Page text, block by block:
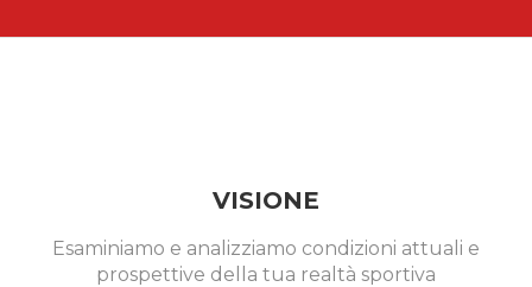
VISIONE
Esaminiamo e analizziamo condizioni attuali e
prospettive della tua realtà sportiva